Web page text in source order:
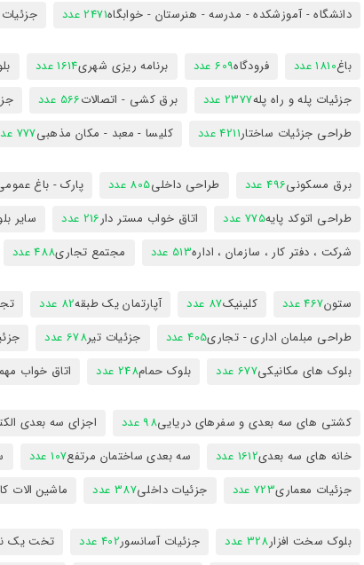
دانشگاه - آموزشکده - مدرسه - هنرستان - خوابگاه2471 عدد
باغ1810 عدد فرودگاه609 عدد برنامه ریزی شهری1614 عدد
جزئیات پله و راه پله2377 عدد برق کشی - اتصالات566 عدد
طراحی جزئیات ساختار4211 عدد کلیسا - معبد - مکان مذهبی777 عدد
برق مسکونی496 عدد طراحی داخلی805 عدد پارک - باغ
طراحی اتوکد پایه775 عدد اتاق خواب مستر دار216 عدد سایر
شرکت ، دفتر کار ، سازمان ، اداره513 عدد مجتمع تجاری488 عدد
ستون467 عدد کلینیک87 عدد آپارتمان یک طبقه82 عدد
طراحی مبلمان اداری - تجاری405 عدد جزئیات تیر678 عدد
بلوک های مکانیکی677 عدد بلوک حمام248 عدد اتاق خواب
کشتی های سه بعدی و سفرهای دریایی98 عدد اجزای سه بعدی
خانه های سه بعدی1612 عدد سه بعدی ساختمان مرتفع107 عدد
جزئیات معماری723 عدد جزئیات داخلی387 عدد ماشین الات
بلوک سخت افزار328 عدد جزئیات آسانسور402 عدد تخت یک